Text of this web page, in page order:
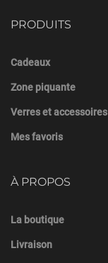
PRODUITS
Cadeaux
Zone piquante
Verres et accessoires
Mes favoris
À PROPOS
La boutique
Livraison